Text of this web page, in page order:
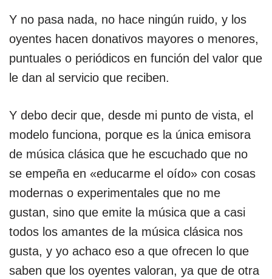
Y no pasa nada, no hace ningún ruido, y los
oyentes hacen donativos mayores o menores,
puntuales o periódicos en función del valor que
le dan al servicio que reciben.
Y debo decir que, desde mi punto de vista, el
modelo funciona, porque es la única emisora
de música clásica que he escuchado que no
se empeña en «educarme el oído» con cosas
modernas o experimentales que no me
gustan, sino que emite la música que a casi
todos los amantes de la música clásica nos
gusta, y yo achaco eso a que ofrecen lo que
saben que los oyentes valoran, ya que de otra